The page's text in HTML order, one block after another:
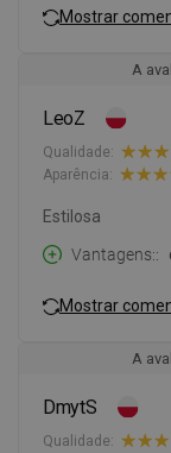
Mostrar
A
LeoZ
Qualidade:
Aparência:
Estilosa
Vantagens:
Mostrar
A
DmytS
Qualidade: